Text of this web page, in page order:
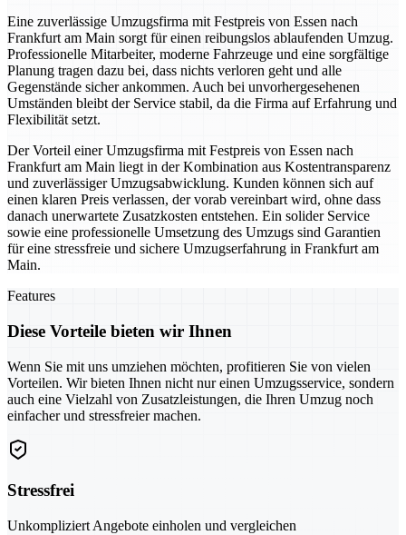
Eine zuverlässige Umzugsfirma mit Festpreis von Essen nach
Frankfurt am Main sorgt für einen reibungslos ablaufenden Umzug.
Professionelle Mitarbeiter, moderne Fahrzeuge und eine sorgfältige
Planung tragen dazu bei, dass nichts verloren geht und alle
Gegenstände sicher ankommen. Auch bei unvorhergesehenen
Umständen bleibt der Service stabil, da die Firma auf Erfahrung und
Flexibilität setzt.
Der Vorteil einer Umzugsfirma mit Festpreis von Essen nach
Frankfurt am Main liegt in der Kombination aus Kostentransparenz
und zuverlässiger Umzugsabwicklung. Kunden können sich auf
einen klaren Preis verlassen, der vorab vereinbart wird, ohne dass
danach unerwartete Zusatzkosten entstehen. Ein solider Service
sowie eine professionelle Umsetzung des Umzugs sind Garantien
für eine stressfreie und sichere Umzugserfahrung in Frankfurt am
Main.
Features
Diese Vorteile bieten wir Ihnen
Wenn Sie mit uns umziehen möchten, profitieren Sie von vielen
Vorteilen. Wir bieten Ihnen nicht nur einen Umzugsservice, sondern
auch eine Vielzahl von Zusatzleistungen, die Ihren Umzug noch
einfacher und stressfreier machen.
Stressfrei
Unkompliziert Angebote einholen und vergleichen